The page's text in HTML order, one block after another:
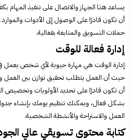
يساعد هذا الجهاز والاتصال على تنفيذ المهام
أن تكون قادرًا على الوصول إلى الأدوات والموارد
حملات التسويق والمتابعة بفعالية.
إدارة فعالة للوقت
إدارة الوقت هي مهارة حيوية لأي شخص يعمل
حيث أن العمل يتطلب تحقيق توازن بين العمل
أن تكون قادرًا على تحديد الأولويات وتخصيص
بشكل فعال، ويمكنك تنظيم يومك بإنشاء
العمل والاستراحة والأنشطة الشخصية.
كتابة محتوى تسويقي عالي